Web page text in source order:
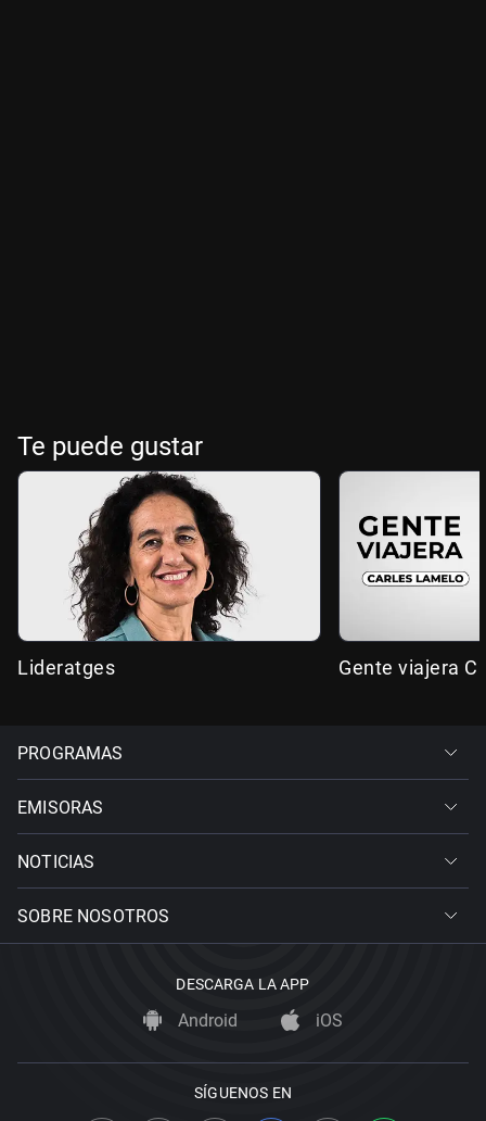
Te puede gustar
Lideratges Gente viajera
PROGRAMAS
EMISORAS
NOTICIAS
SOBRE NOSOTROS
DESCARGA LA APP
Android iOS
SÍGUENOS EN